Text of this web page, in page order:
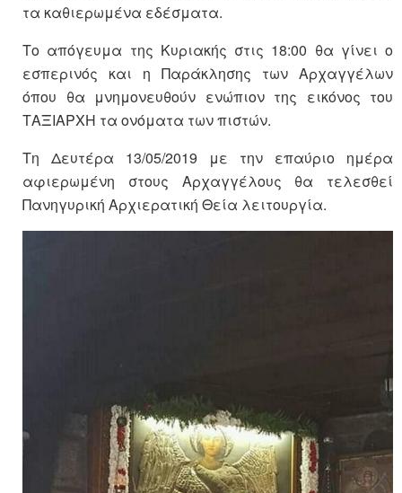
τα καθιερωμένα εδέσματα.
Το απόγευμα της Κυριακής στις 18:00 θα γίνει ο
εσπερινός και η Παράκλησης των Αρχαγγέλων
όπου θα μνημονευθούν ενώπιον της εικόνος του
ΤΑΞΙΑΡΧΗ τα ονόματα των πιστών.
Τη Δευτέρα 13/05/2019 με την επαύριο ημέρα
αφιερωμένη στους Αρχαγγέλους θα τελεσθεί
Πανηγυρική Αρχιερατική Θεία λειτουργία.